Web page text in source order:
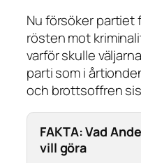
Nu försöker partiet
rösten mot
varför skulle
parti som i
och brottsoffren
FAKTA: Vad
vill göra